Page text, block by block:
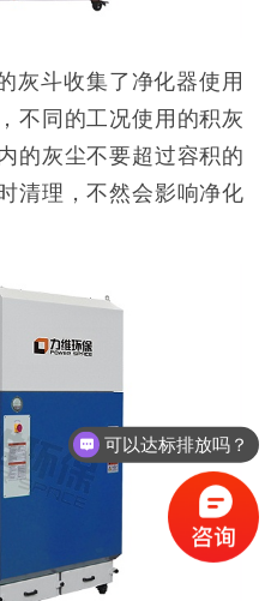
灰斗收集了净化器使用
不同的工况使用的积灰
的灰尘不要超过容积的
清理，不然会影响净化
可以达标排放吗？